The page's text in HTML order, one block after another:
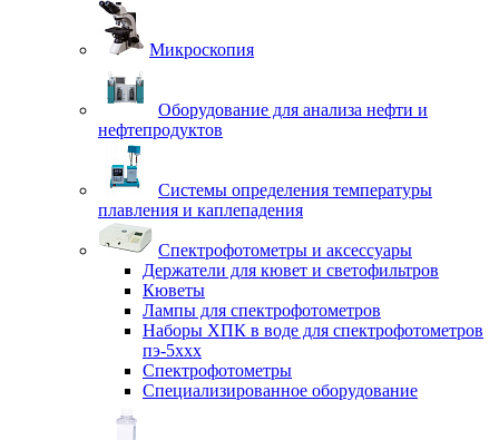
Микроскопия
Оборудование для анализа нефти и
нефтепродуктов
Системы определения температуры
плавления и каплепадения
Спектрофотометры и аксессуары
Держатели для кювет и светофильтров
Кюветы
Лампы для спектрофотометров
Наборы ХПК в воде для спектрофотометров
пэ-5ххх
Спектрофотометры
Специализированное оборудование